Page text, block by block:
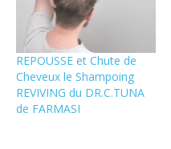
REPOUSSE et Chute de
Cheveux le Shampoing
REVIVING du DR.C.TUNA
de FARMASI